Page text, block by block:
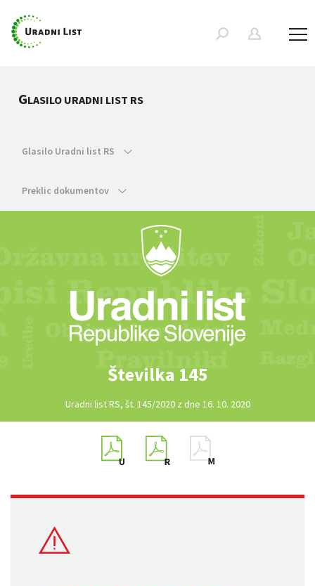
GLASILO URADNI LIST RS
Glasilo Uradni list RS
Preklic dokumentov
Številka 145
Uradni list RS, št. 145/2020 z dne 16. 10. 2020